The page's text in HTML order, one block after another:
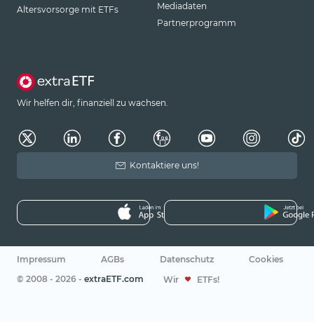
Altersvorsorge mit ETFs
Mediadaten
Partnerprogramm
Wir helfen dir, finanziell zu wachsen.
Kontaktiere uns!
Impressum AGBs Datenschutz
Cookies
© 2008 - 2026 - extraETF.com Wir ETFs!